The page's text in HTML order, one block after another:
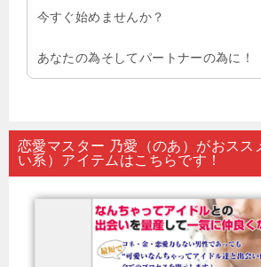
今すぐ始めませんか？
あなたの為そしてパートナーの為に！
恋愛マスター 乃愛（のあ）がおスス
い系）アイテムはこちらです！